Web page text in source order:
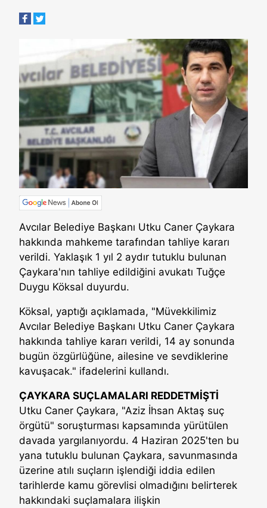
Avcılar Belediye Başkanı Utku Caner Çaykara
hakkında mahkeme tarafından tahliye kararı
verildi. Yaklaşık 1 yıl 2 aydır tutuklu bulunan
Çaykara'nın tahliye edildiğini avukatı Tuğçe
Duygu Köksal duyurdu.
Köksal, yaptığı açıklamada, "Müvekkilimiz
Avcılar Belediye Başkanı Utku Caner Çaykara
hakkında tahliye kararı verildi, 14 ay sonunda
bugün özgürlüğüne, ailesine ve sevdiklerine
kavuşacak." ifadelerini kullandı.
ÇAYKARA SUÇLAMALARI REDDETMİŞTİ
Utku Caner Çaykara, "Aziz İhsan Aktaş suç
örgütü" soruşturması kapsamında yürütülen
davada yargılanıyordu. 4 Haziran 2025'ten bu
yana tutuklu bulunan Çaykara, savunmasında
üzerine atılı suçların işlendiği iddia edilen
tarihlerde kamu görevlisi olmadığını belirterek
hakkındaki suçlamalara ilişkin